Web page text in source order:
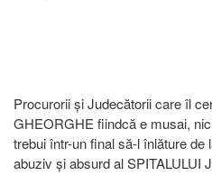
Procurorii și Judecătorii care îl
GHEORGHE fiindcă e musai,
trebui într-un final să-l înlăture
abuziv și absurd al SPITALULUI